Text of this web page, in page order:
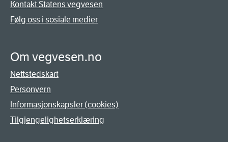
Kontakt Statens vegvesen
Følg oss i sosiale medier
Om vegvesen.no
Nettstedskart
Personvern
Informasjonskapsler (cookies)
Tilgjengelighetserklæring